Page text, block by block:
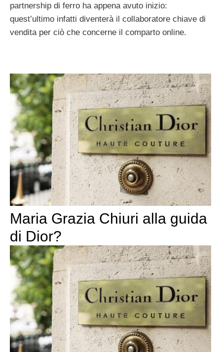
partnership di ferro ha appena avuto inizio:
quest’ultimo infatti diventerà il collaboratore chiave di
vendita per ciò che concerne il comparto online.
Maria Grazia Chiuri alla guida
di Dior?